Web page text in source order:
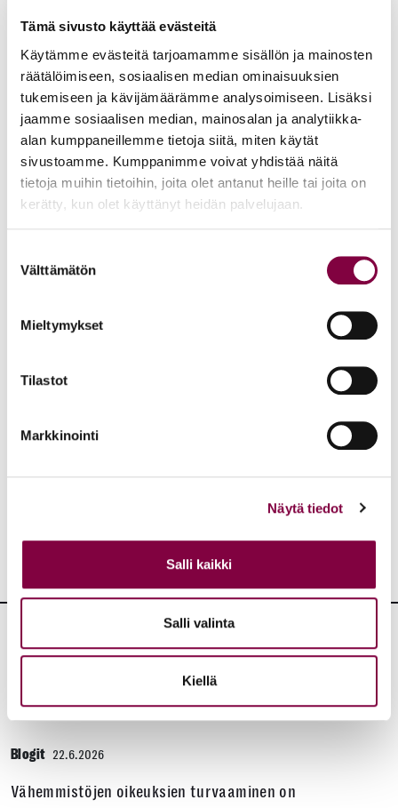
Tämä sivusto käyttää evästeitä
Käytämme evästeitä tarjoamamme sisällön ja mainosten
räätälöimiseen, sosiaalisen median ominaisuuksien
tukemiseen ja kävijämäärämme analysoimiseen. Lisäksi
jaamme sosiaalisen median, mainosalan ja analytiikka-
alan kumppaneillemme tietoja siitä, miten käytät
sivustoamme. Kumppanimme voivat yhdistää näitä
tietoja muihin tietoihin, joita olet antanut heille tai joita on
kerätty, kun olet käyttänyt heidän palvelujaan.
valinta
Välttämätön
Mieltymykset
Tilastot
Markkinointi
Näytä tiedot
Salli kaikki
Salli valinta
Kiellä
Hanki oman alan työkokemusta – oman alan
työkokemus on ehdottomasti merkittävin selittävä
tekijä nuoren juristin työllistymisessä
Ole aktiivinen – laajat verkostot auttavat
työllistymisessä.
Panosta arvosanoihin – erinomaisilla arvosanoilla voit
usein kompensoida puuttuvaa työkokemusta
avulla voit hioa hakemuksesi ja CV:si huippukuntoon
opiskeluaikana – sinulla on parempi turva työttömyyden
Aiheet:
Lisää artikkeleita
Blogit 22.6.2026
Vähemmistöjen oikeuksien turvaaminen on